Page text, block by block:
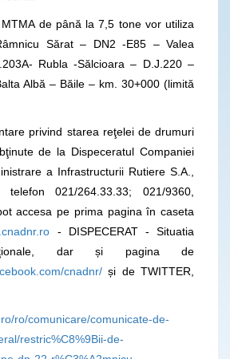
de până la 7,5 tone vor utiliza
Sărat – DN2 -E85 – Valea
Rubla -Sălcioara – D.J.220 –
Albă – Băile – km. 30+000 (limită
privind starea reţelei de drumuri
de la Dispeceratul Companiei
a Infrastructurii Rutiere S.A.,
021/264.33.33; 021/9360,
accesa pe prima pagina în caseta
- DISPECERAT - Situatia
dar și pagina de
cnadnr/și de TWITTER,
ro/comunicare/comunicate-de-
restric%C8%9Bii-de-